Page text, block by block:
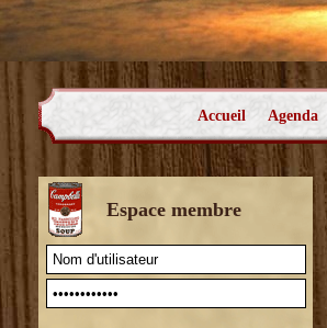
Accueil Agenda
Espace membre